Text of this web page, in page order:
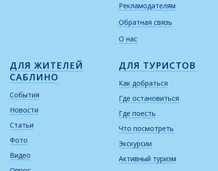
Рекламодателям
Обратная связь
О нас
ДЛЯ ЖИТЕЛЕЙ
САБЛИНО
События
Новости
Статьи
Фото
Видео
ДЛЯ ТУРИСТОВ
Как добраться
Где остановиться
Где поесть
Что посмотреть
Экскурсии
Активный туризм